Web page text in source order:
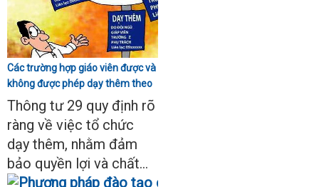
Các trường hợp giáo viên được và
không được phép dạy thêm theo
Thông tư 29
Thông tư 29 quy định rõ
ràng về việc tổ chức
dạy thêm, nhằm đảm
bảo quyền lợi và chất...